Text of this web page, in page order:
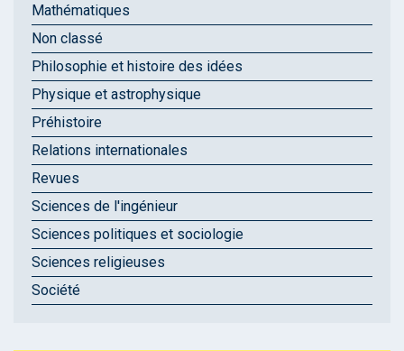
Mathématiques
Non classé
Philosophie et histoire des idées
Physique et astrophysique
Préhistoire
Relations internationales
Revues
Sciences de l'ingénieur
Sciences politiques et sociologie
Sciences religieuses
Société